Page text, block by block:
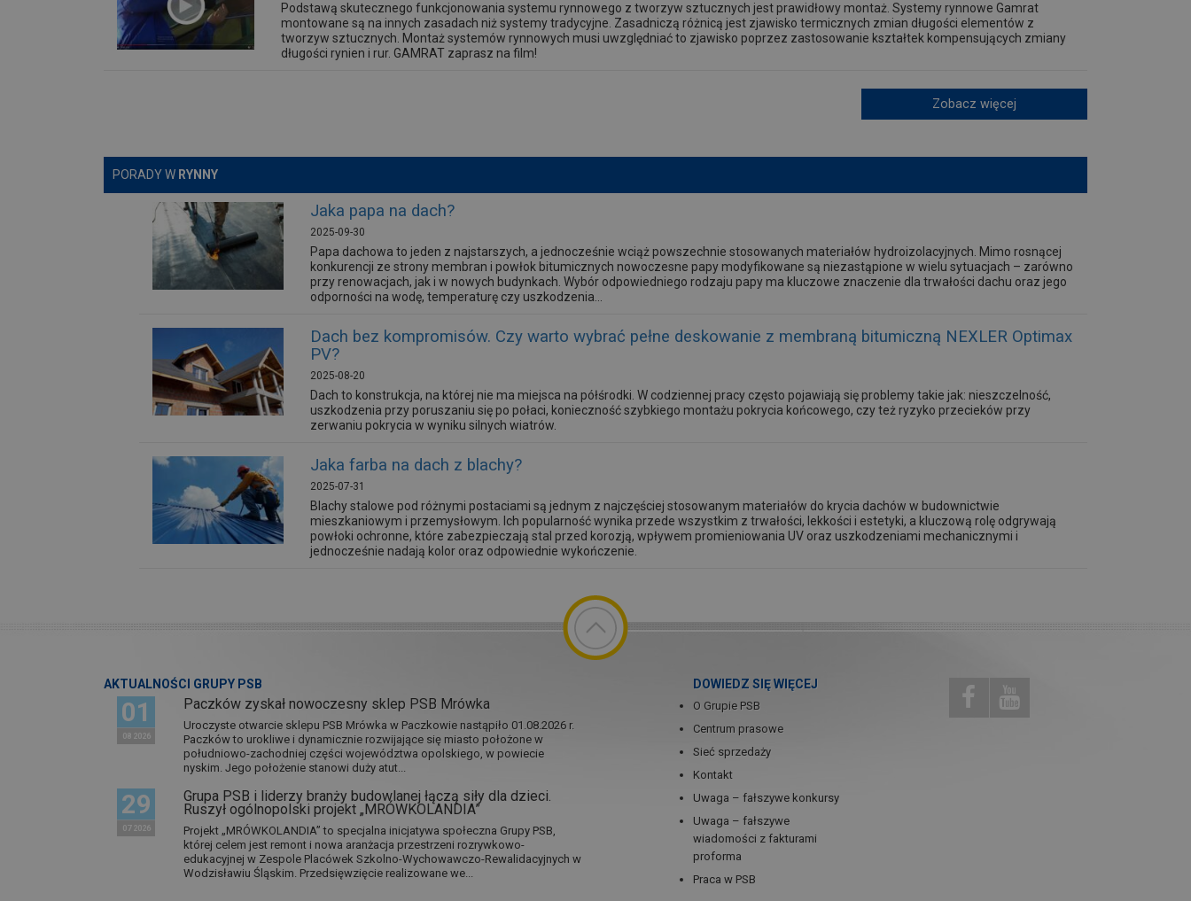
Podstawą skutecznego funkcjonowania systemu rynnowego z tworzyw sztucznych jest prawidłowy montaż. Systemy rynnowe Gamrat
montowane są na innych zasadach niż systemy tradycyjne. Zasadniczą różnicą jest zjawisko termicznych zmian długości elementów z
tworzyw sztucznych. Montaż systemów rynnowych musi uwzględniać to zjawisko poprzez zastosowanie kształtek kompensujących zmiany
długości rynien i rur. GAMRAT zaprasz na film!
Zobacz więcej
PORADY W RYNNY
Jaka papa na dach?
2025-09-30
Papa dachowa to jeden z najstarszych, a jednocześnie wciąż powszechnie stosowanych materiałów hydroizolacyjnych. Mimo rosnącej
konkurencji ze strony membran i powłok bitumicznych nowoczesne papy modyfikowane są niezastąpione w wielu sytuacjach – zarówno
przy renowacjach, jak i w nowych budynkach. Wybór odpowiedniego rodzaju papy ma kluczowe znaczenie dla trwałości dachu oraz jego
odporności na wodę, temperaturę czy uszkodzenia...
Dach bez kompromisów. Czy warto wybrać pełne deskowanie z membraną bitumiczną NEXLER Optimax
PV?
2025-08-20
Dach to konstrukcja, na której nie ma miejsca na półśrodki. W codziennej pracy często pojawiają się problemy takie jak: nieszczelność,
uszkodzenia przy poruszaniu się po połaci, konieczność szybkiego montażu pokrycia końcowego, czy też ryzyko przecieków przy
zerwaniu pokrycia w wyniku silnych wiatrów.
Jaka farba na dach z blachy?
2025-07-31
Blachy stalowe pod różnymi postaciami są jednym z najczęściej stosowanym materiałów do krycia dachów w budownictwie
mieszkaniowym i przemysłowym. Ich popularność wynika przede wszystkim z trwałości, lekkości i estetyki, a kluczową rolę odgrywają
powłoki ochronne, które zabezpieczają stal przed korozją, wpływem promieniowania UV oraz uszkodzeniami mechanicznymi i
jednocześnie nadają kolor oraz odpowiednie wykończenie.
AKTUALNOŚCI GRUPY PSB
01
08 2026
Paczków zyskał nowoczesny sklep PSB Mrówka
Uroczyste otwarcie sklepu PSB Mrówka w Paczkowie nastąpiło 01.08.2026 r.
Paczków to urokliwe i dynamicznie rozwijające się miasto położone w
południowo-zachodniej części województwa opolskiego, w powiecie
nyskim. Jego położenie stanowi duży atut...
29
07 2026
Grupa PSB i liderzy branży budowlanej łączą siły dla dzieci.
Ruszył ogólnopolski projekt „MRÓWKOLANDIA”
Projekt „MRÓWKOLANDIA” to specjalna inicjatywa społeczna Grupy PSB,
której celem jest remont i nowa aranżacja przestrzeni rozrywkowo-
edukacyjnej w Zespole Placówek Szkolno-Wychowawczo-Rewalidacyjnych w
Wodzisławiu Śląskim. Przedsięwzięcie realizowane we...
DOWIEDZ SIĘ WIĘCEJ
O Grupie PSB
Centrum prasowe
Sieć sprzedaży
Kontakt
Uwaga – fałszywe konkursy
Uwaga – fałszywe
wiadomości z fakturami
proforma
Praca w PSB